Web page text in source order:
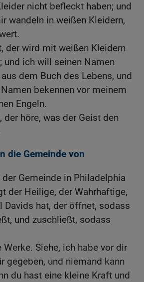
nicht befleckt haben; und
wandeln in weißen Kleidern,
der wird mit weißen Kleidern
und ich will seinen Namen
dem Buch des Lebens, und
bekennen vor meinem
Engeln.
der höre, was der Geist den
die Gemeinde von
Gemeinde in Philadelphia
der Heilige, der Wahrhaftige,
Davids hat, der öffnet, sodass
und zuschließt, sodass
Werke. Siehe, ich habe vor dir
gegeben, und niemand kann
du hast eine kleine Kraft und